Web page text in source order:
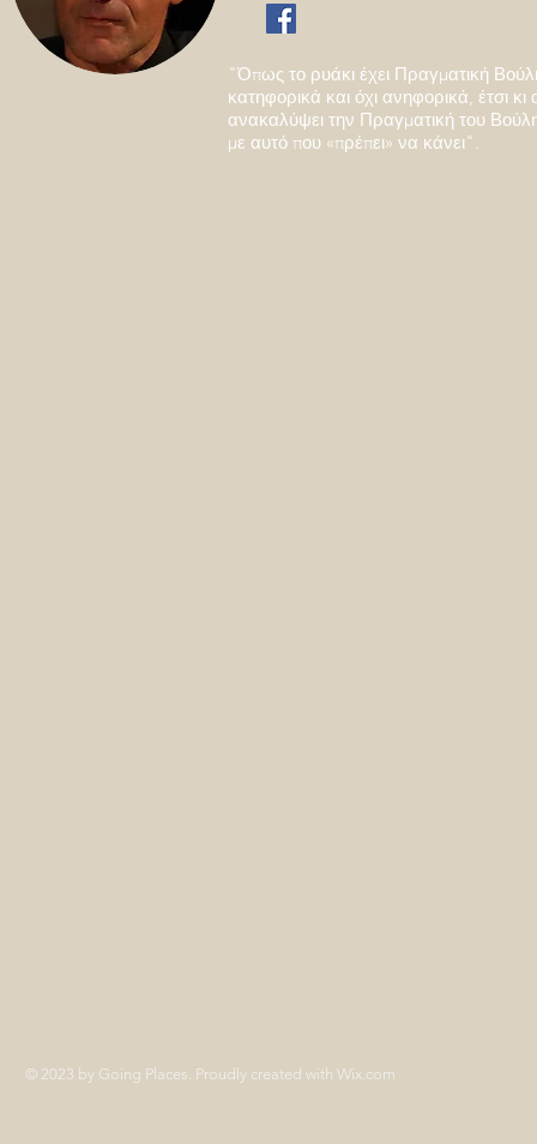
"Όπως το ρυάκι έχει Πραγματική
κατηφορικά και όχι ανηφορικά, έτσι κι
ανακαλύψει την Πραγματική του
με αυτό που «πρέπει» να κάνει".
© 2023 by Going Places. Proudly created with Wix.com